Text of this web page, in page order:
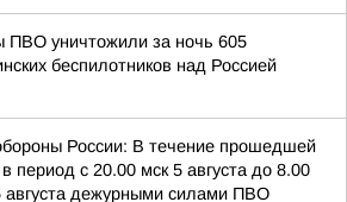
ПВО уничтожили за ночь 605
беспилотников над Россией
России: В течение прошедшей
период с 20.00 мск 5 августа до 8.00
августа дежурными силами ПВО